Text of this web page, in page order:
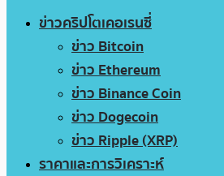
ข่าวคริปโตเคอเรนซี่
ข่าว Bitcoin
ข่าว Ethereum
ข่าว Binance Coin
ข่าว Dogecoin
ข่าว Ripple (XRP)
ราคาและการวิเคราะห์